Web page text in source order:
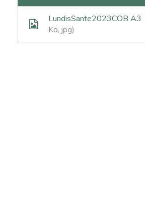
LundisSante2023COB A3
Ko, jpg